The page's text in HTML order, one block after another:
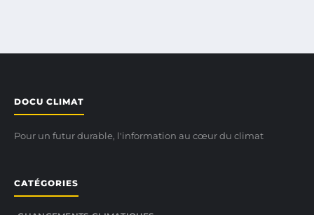
DOCU CLIMAT
Pour un futur durable, l'information au cœur du climat
CATÉGORIES